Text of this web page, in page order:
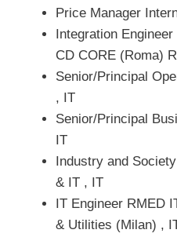
Price Manager
Integration
CD CORE (Roma)
Senior/Principal
, IT
Senior/Principal
IT
Industry and
& IT , IT
IT Engineer RMED
& Utilities (Milan) ,